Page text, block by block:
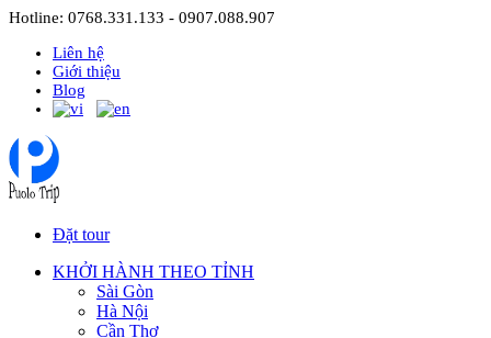
Hotline: 0768.331.133 - 0907.088.907
Liên hệ
Giới thiệu
Blog
Đặt tour
KHỞI HÀNH THEO TỈNH
Sài Gòn
Hà Nội
Cần Thơ